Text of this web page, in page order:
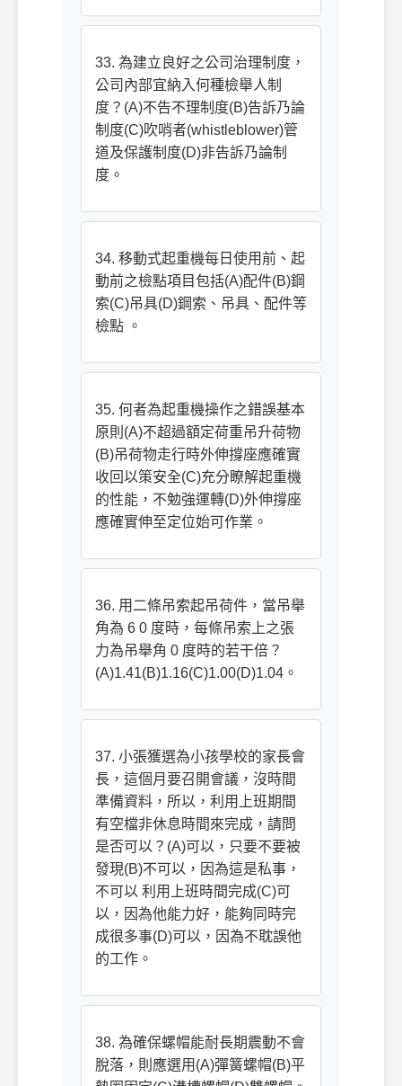
33. 為建立良好之公司治理制度，
公司內部宜納入何種檢舉人制
度？(A)不告不理制度(B)告訴乃論
制度(C)吹哨者(whistleblower)管
道及保護制度(D)非告訴乃論制
度。
34. 移動式起重機每日使用前、起
動前之檢點項目包括(A)配件(B)鋼
索(C)吊具(D)鋼索、吊具、配件等
檢點 。
35. 何者為起重機操作之錯誤基本
原則(A)不超過額定荷重吊升荷物
(B)吊荷物走行時外伸撐座應確實
收回以策安全(C)充分瞭解起重機
的性能，不勉強運轉(D)外伸撐座
應確實伸至定位始可作業。
36. 用二條吊索起吊荷件，當吊舉
角為 6 0 度時，每條吊索上之張
力為吊舉角 0 度時的若干倍？
(A)1.41(B)1.16(C)1.00(D)1.04。
37. 小張獲選為小孩學校的家長會
長，這個月要召開會議，沒時間
準備資料，所以，利用上班期間
有空檔非休息時間來完成，請問
是否可以？(A)可以，只要不要被
發現(B)不可以，因為這是私事，
不可以 利用上班時間完成(C)可
以，因為他能力好，能夠同時完
成很多事(D)可以，因為不耽誤他
的工作。
38. 為確保螺帽能耐長期震動不會
脫落，則應選用(A)彈簧螺帽(B)平